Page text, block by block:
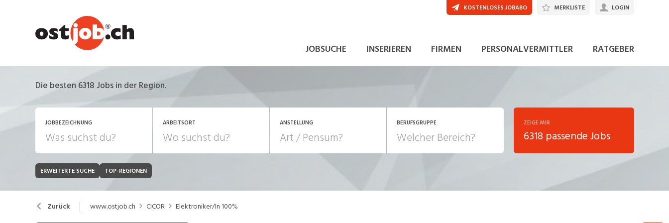
JOBSUCHE INSERIEREN FIRMEN PERSONALVERMITTLER RATGEBER
KOSTENLOSES JOBABO MERKLISTE LOGIN
Die besten 6318 Jobs in der Region.
JOBBEZEICHNUNG ARBEITSORT ANSTELLUNG
JOB-TYP
Festanstellung
BERUFSGRUPPE
Bank, Versicherung
Chemie, Pharma, Biotechnologie
Consulting, Human Resources
ZEIGE MIR
6318 passende Jobs
ERWEITERTE SUCHE TOP-REGIONEN
Zurück www.ostjob.ch CICOR Elektroniker/In 100%
JETZT BEWERBEN